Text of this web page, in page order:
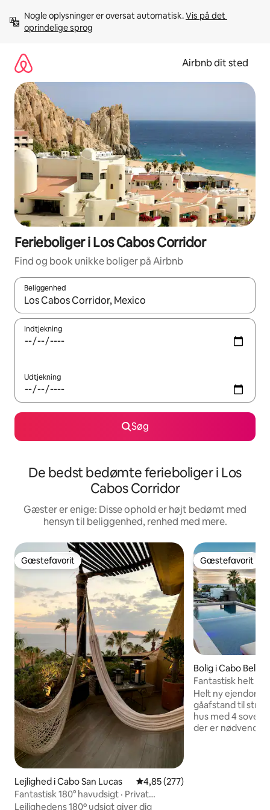
videre
Nogle oplysninger er oversat automatisk. Vis på det
oprindelige sprog
Airbnb dit sted
Ferieboliger i Los Cabos Corridor
Find og book unikke boliger på Airbnb
Beliggenhed
Når resultaterne er tilgængelige, skal du navigere med
Indtjekning
Udtjekning
Søg
De bedst bedømte ferieboliger i Los
Cabos Corridor
Gæster er enige: Disse ophold er højt bedømt med
hensyn til beliggenhed, renhed med mere.
Gæstefavorit
Gæstefavorit
Lejlighed i Cabo San Lucas 4,85 ud af 5 i gennemsnitlig
4,85 (277)
Fantastisk 180° havudsigt · Privat
terrasse og strand
Lejlighedens 180º udsigt giver dig
Gæstefavorit
Gæstefavorit
Bolig i Cabo Bello
Fantastisk helt ny
privat strand
Helt ny ejendom i
gåafstand til
hus med 4
der er